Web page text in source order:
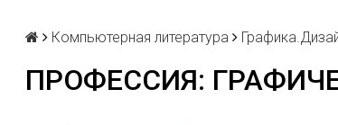
Компьютерная литература
ПРОФЕССИЯ: